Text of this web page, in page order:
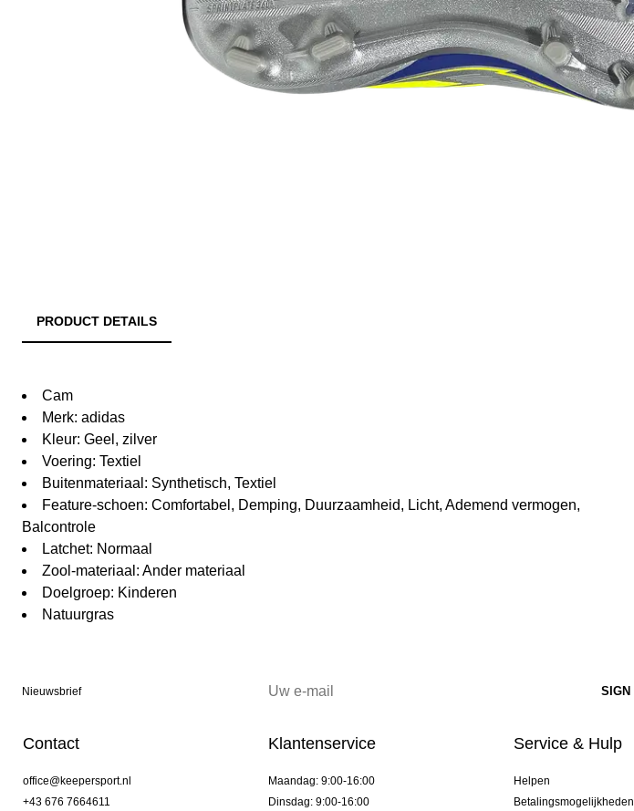
PRODUCT DETAILS
Cam
Merk: adidas
Kleur: Geel, zilver
Voering: Textiel
Buitenmateriaal: Synthetisch, Textiel
Feature-schoen: Comfortabel, Demping, Duurzaamheid, Licht, Ademend vermogen,
Balcontrole
Latchet: Normaal
Zool-materiaal: Ander materiaal
Doelgroep: Kinderen
Natuurgras
Nieuwsbrief
Contact
office@keepersport.nl
+43 676 7664611
Klantenservice
Maandag: 9:00-16:00
Dinsdag: 9:00-16:00
Service & Hulp
Helpen
Betalingsmogelijkheden